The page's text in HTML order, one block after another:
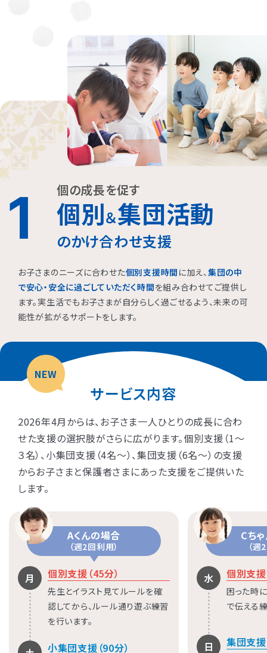
1 個の成長を促す
個別＆集団活動
のかけ合わせ支援
お子さまのニーズに合わせた個別支援時間 に加え、集団の中
で安心・安全に過ごしていただく時間を組み合わせてご提供し
ます。実生活でもお子さまが自分らしく過ごせるよう、未来の可
能性が拡がるサポートをします。
NEW
サービス内容
2026年4月からは、お子さま一人ひとりの成長に合わ
せた支援の選択肢がさらに広がります。個別支援（1〜
３名）、小集団支援（4名〜）、集団支援（6名〜）の支援
からお子さまと保護者さまにあった支援をご提供いた
します。
Aくんの場合
（週2回利用）
月 個別支援（45分）
先生とイラスト見てルールを確
認してから、ルール通り遊ぶ練習
を行います。
小集団支援（90分）
Cち
（週
水 個別支援
困った時
で伝える
日 集団支援
LITALICOジュニア
茨城エリアの教室一覧
つくば市
LITALICOジュニア
埼玉エリアの教室一覧
さいたま市浦和区
LITALICOジュニア
千葉エリアの教室一覧
船橋市
LITALICOジュニア
東京エリアの教室一覧
武蔵野市
LITALICOジュニア
神奈川エリアの教室一覧
川崎市川崎区
LITALICOジュニア
愛知エリアの教室一覧
名古屋市名東区
LITALICOジュニア
静岡エリアの教室一覧
静岡市駿河区
LITALICOジュニア
三重エリアの教室一覧
四日市市
LITALICOジュニア
大阪エリアの教室一覧
寝屋川市
LITALICOジュニア
兵庫エリアの教室一覧
神戸市東灘区
LITALICOジュニア
京都エリアの教室一覧
京都市下京区
LITALICOジュニア
奈良エリアの教室一覧
奈良市
LITALICOジュニア
宮城エリアの教室一覧
仙台市太白区
LITALICOジュニア
広島エリアの教室一覧
広島市中区
LITALICOジュニア
福岡エリアの教室一覧
北九州市